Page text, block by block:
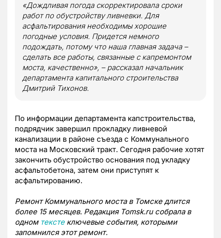
«Дождливая погода скорректировала сроки
работ по обустройству ливневки. Для
асфальтирования необходимы хорошие
погодные условия. Придется немного
подождать, потому что наша главная задача –
сделать все работы, связанные с капремонтом
моста, качественно», – рассказал начальник
департамента капитального строительства
Дмитрий Тихонов.
По информации департамента капстроительства,
подрядчик завершил прокладку ливневой
канализации в районе съезда с Коммунального
моста на Московский тракт. Сегодня рабочие хотят
закончить обустройство основания под укладку
асфальтобетона, затем они приступят к
асфальтированию.
Ремонт Коммунального моста в Томске длится
более 15 месяцев. Редакция Tomsk.ru собрала в
одном текстеключевые события, которыми
запомнился этот ремонт.